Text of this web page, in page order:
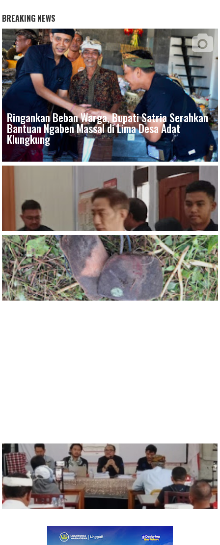
BREAKING NEWS
Ringankan Beban Warga, Bupati Satria Serahkan
Bantuan Ngaben Massal di Lima Desa Adat
Klungkung